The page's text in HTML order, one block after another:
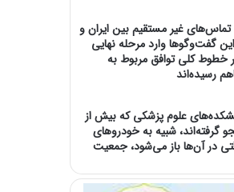
تماس‌های غیر مستقیم بین ایران و
گفت‌و‌گو‌ها وارد مرحله نهایی
کلی توافق مربوط به
رسیده‌اند
علوم پزشکی که بیش از
گرفته‌اند، شبیه به خودرو‌های
در آن‌ها باز می‌شود، جمعیت